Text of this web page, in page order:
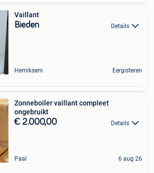
Vaillant
Bieden Details
Hemiksem Eergisteren
Zonneboiler vaillant compleet
ongebruikt
€ 2.000,00 Details
Paal 6 aug 26